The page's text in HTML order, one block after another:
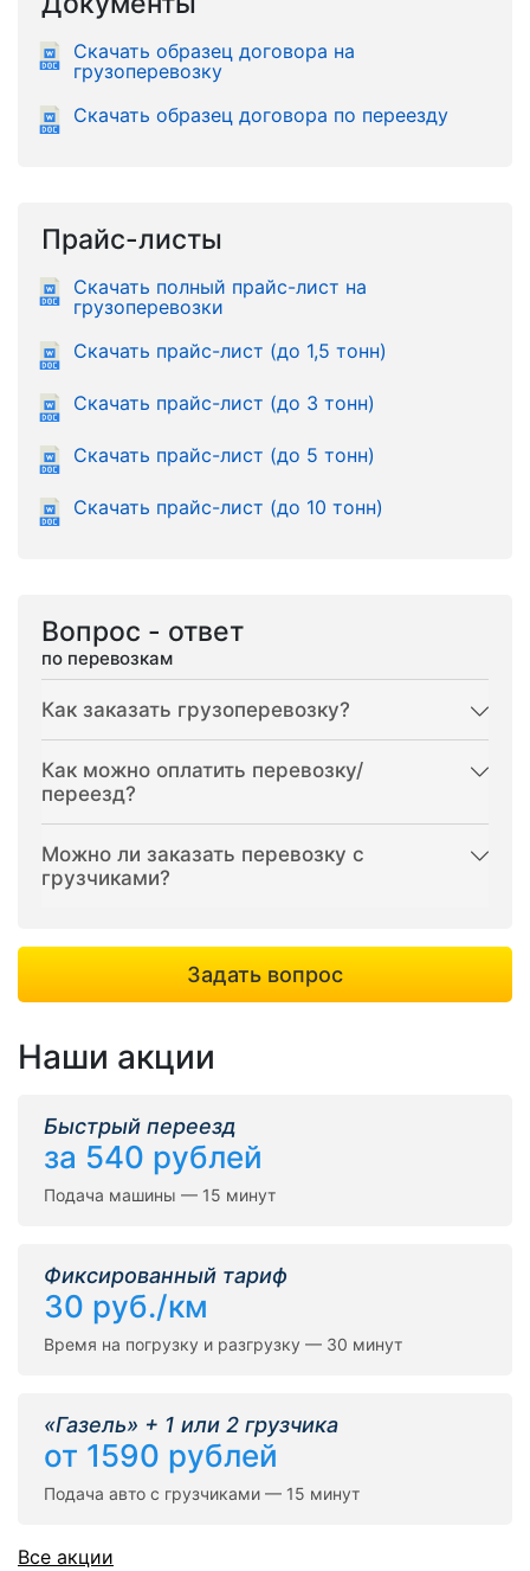
Скачать образец договора на
грузоперевозку
Скачать образец договора по переезду
Прайс-листы
Скачать полный прайс-лист на
грузоперевозки
Скачать прайс-лист (до 1,5 тонн)
Скачать прайс-лист (до 3 тонн)
Скачать прайс-лист (до 5 тонн)
Скачать прайс-лист (до 10 тонн)
Вопрос - ответ
по перевозкам
Как заказать грузоперевозку?
Как можно оплатить перевозку/
переезд?
Можно ли заказать перевозку с
грузчиками?
Задать вопрос
Наши акции
Быстрый переезд
за 540 рублей
Подача машины — 15 минут
Фиксированный тариф
30 руб./км
Время на погрузку и разгрузку — 30 минут
«Газель» + 1 или 2 грузчика
от 1590 рублей
Подача авто с грузчиками — 15 минут
Все акции